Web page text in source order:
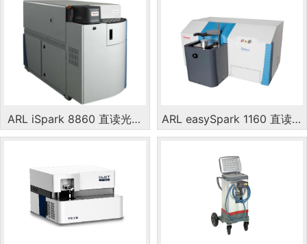
ARL iSpark 8860 直读光谱
仪
ARL easySpark 1160 直读光
谱仪